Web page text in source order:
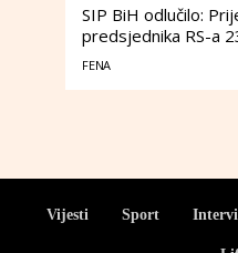
SIP BiH odlučilo:
predsjednika RS-a
FENA
Vijesti Sport